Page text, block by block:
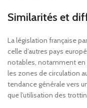
Similarités et
La législation française
celle d’autres pays
notables, notamment en
les zones de circulation
tendance générale vers
que l’utilisation des